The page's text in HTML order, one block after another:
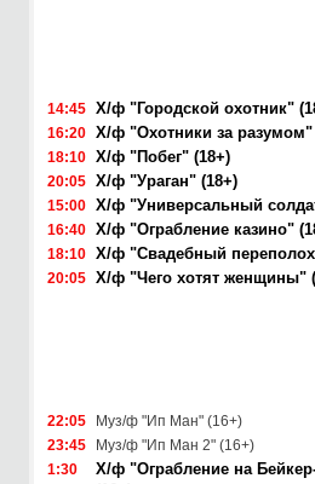
14:45 Х/ф "Городской охотник"
16:20 Х/ф "Охотники за разумом"
18:10 Х/ф "Побег" (18+)
20:05 Х/ф "Ураган" (18+)
15:00 Х/ф "Универсальный
16:40 Х/ф "Ограбление казино"
18:10 Х/ф "Свадебный
20:05 Х/ф "Чего хотят женщины"
22:05
Муз/ф "Ип Ман" (16+)
23:45
Муз/ф "Ип Ман 2" (16+)
1:30
Х/ф "Ограбление на